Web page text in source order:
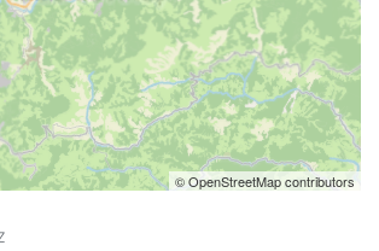
© OpenStreetMap contributors